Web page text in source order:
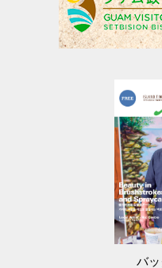
バ